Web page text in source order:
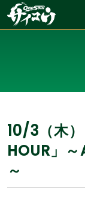
10/3（木
HOUR」
～